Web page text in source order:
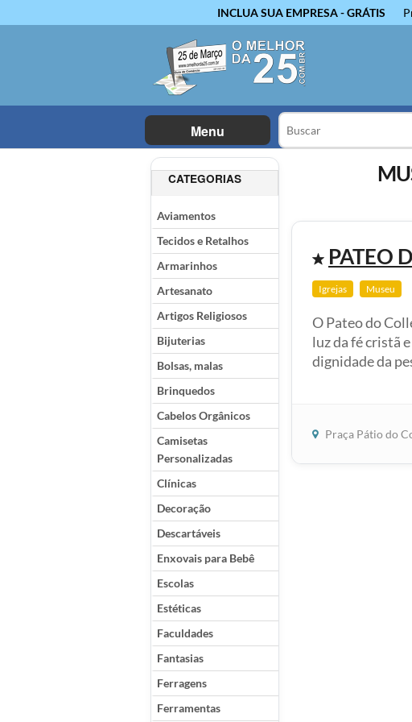
INCLUA SUA EMPRESA - GRÁTIS
Menu
CATEGORIAS
Aviamentos
Tecidos e Retalhos
Armarinhos
Artesanato
Artigos Religiosos
Bijuterias
Bolsas, malas
Brinquedos
Cabelos Orgânicos
Camisetas
Personalizadas
Clínicas
Decoração
Descartáveis
Enxovais para Bebê
Escolas
Estéticas
Faculdades
Fantasias
Ferragens
Ferramentas
PATEO
Igrejas Museu
O Pateo do
luz da fé cristã
dignidade da
Praça Pátio do